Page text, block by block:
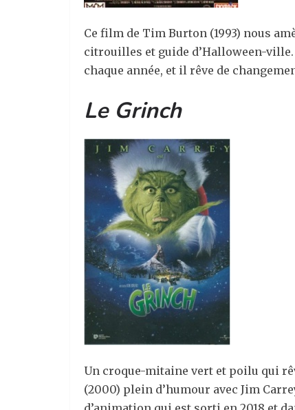
Ce film de Tim Burton (1993) nous
citrouilles et guide d’Halloween-ville.
chaque année, et il rêve de
Le Grinch
Un croque-mitaine vert et poilu qui
(2000) plein d’humour avec Jim